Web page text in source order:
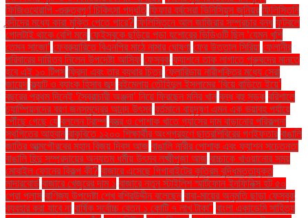
ফিজিওথেরাপি -গুরুত্বপূর্ণ চিকিৎসা পদ্ধতি ফিফার বর্ষসেরা ভিনিসিয়ুস জুনিয়র ফিলিস্তিনি
বন্দীদের মধ্যে কারা মুক্তি পেতে পারে? ফিলিস্তিনে আল জাজিরার সম্প্রচার বন্ধ ফুটবলে
গোলটাই থাকে বেশি মনে ফেইসবুকে ছড়িয়ে পড়া যশোরের ভিডিওটি ছিল ‘যেমন খুশি
তেমন সাজো’ ফেব্রুয়ারিতে বিএনপির মাঠে নামার ঘোষণা ফের উত্তাল সিরিয়া ফেলানীর
পরিবারের দায়িত্ব নিলেন উপদেষ্টা আসিফ ফেসবুক ফ্যাশনে তাক লাগাতে পুরুষদের মানতে
হবে এই ১০ টিপস ফ্রিদা এবং তার ব্যথার চিত্র ফ্লোরিডায় নারীশক্তির মধ্যে সেরা
জায়েদ ফ্ল্যাট ও ব্যাংক হিসাব জব্দ বইমেলায় তৌহিদুল ইসলামের ‘বিয়ে বাড়িতে ইয়ে’
বছরের প্রথম দিনেই ‘স্বৈরাচারী অঞ্জনা’ নিয়ে ফিরছেন মনির খান বন্ধ বহু সড়ক বরিশালে
চ্যাম্পিয়নদের বরণ জনসমুদ্রের আনন্দ উৎসব বর্তমানে বায়ুদূষণ এমন এক ভয়াবহ পর্যায়ে
পৌঁছে গেছে যে বললেন ট্রাম্প বস্ত্র ও পোশাক খাতে গ্যাসের দাম বাড়ানোর পরিকল্পনা
স্থগিতের আহ্বান বাকৃবিতে ১২০০ শিক্ষার্থীর অংশগ্রহণে ছাত্রশিবিরের গণইফতার বাঙালি
জাতির আত্মগৌরবের মহান বিজয় দিবস আজ বাঙালি নারীর পোশাক এবং ফ্যাশন সচেতনতা
বাঙালি হিন্দু সম্প্রদায়ের অন্যতম ধর্মীয় উৎসব লক্ষ্মীপূজা আজ বাচ্চাকে খাওয়ানোর সময়
মোবাইল ফোনের বিকল্প কী? বাজারে এসেছে গিগাবাইটের কৃত্রিম বুদ্ধিমত্তাযুক্ত
মাদারবোর্ড বাজারে খেজুরের দাম ১ বাজারে নতুন স্টাইলিশ স্মার্টফোন ইনফিনিক্স হট ৫০
প্রো প্লাস বাণিজ্য উপদেষ্টা শেখ বশিরউদ্দীন বলেছেন বাবা-মায়ের অনুমতি ছাড়া ফেসবুক
ব্যবহার করা যাবে না বার্ষিক সর্বোচ্চ বেতন ১ কোটি ৭ লাখ টাকা" বাংলা একাডেমি সাহিত্য